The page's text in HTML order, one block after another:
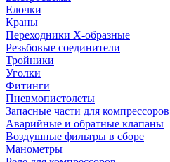
Елочки
Краны
Переходники Х-образные
Резьбовые соединители
Тройники
Уголки
Фитинги
Пневмопистолеты
Запасные части для компрессоров
Аварийные и обратные клапаны
Воздушные фильтры в сборе
Манометры